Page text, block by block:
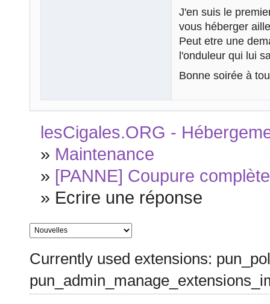
J'en suis le
vous héberger
Peut etre une
l'onduleur qui lui
Bonne soirée à
lesCigales.ORG -
» Maintenance
» [PANNE] Coupure
» Ecrire une réponse
Currently used extensions: